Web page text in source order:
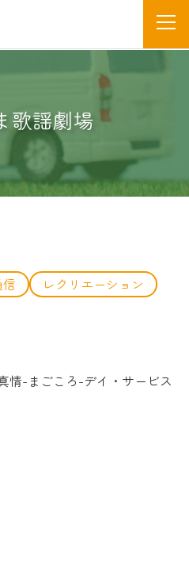
歌謡劇場
レクリエーション
情-まごころ-デイ・サービス